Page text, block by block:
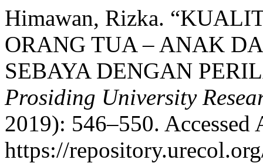
Himawan, Rizka.
ORANG TUA – ANAK
SEBAYA DENGAN
Prosiding University
2019): 546–550. Accessed
https://